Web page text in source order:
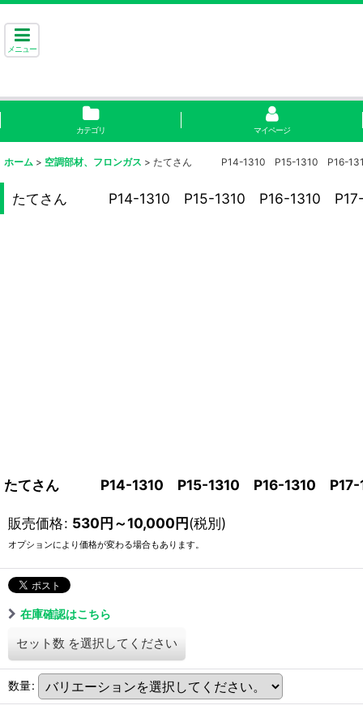
メニュー
カテゴリ マイページ
ホーム > 空調部材、フロンガス > たてさん P14-1310 P15-1310 P16-
たてさん P14-1310 P15-1310 P16-1310 P17-
たてさん P14-1310 P15-1310 P16-1310 P17-
販売価格: 530円～10,000円(税別)
オプションにより価格が変わる場合もあります。
在庫確認はこちら
セット数 を選択してください
数量: